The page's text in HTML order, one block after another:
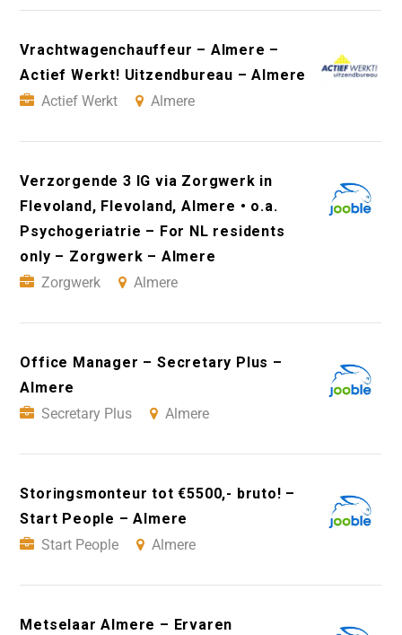
Vrachtwagenchauffeur – Almere –
Actief Werkt! Uitzendbureau – Almere
Actief Werkt
Almere
Verzorgende 3 IG via Zorgwerk in
Flevoland, Flevoland, Almere • o.a.
Psychogeriatrie – For NL residents
only – Zorgwerk – Almere
Zorgwerk
Almere
Office Manager – Secretary Plus –
Almere
Secretary Plus
Almere
Storingsmonteur tot €5500,- bruto! –
Start People – Almere
Start People
Almere
Metselaar Almere – Ervaren